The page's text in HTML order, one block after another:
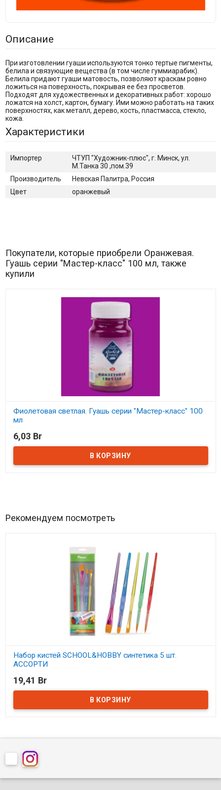
Описание
При изготовлении гуаши используются тонко тертые пигменты,
белила и связующие вещества (в том числе гуммиарабик).
Белила придают гуаши матовость, позволяют краскам ровно
ложиться на поверхность, покрывая ее без просветов.
Подходят для художественных и декоративных работ: хорошо
ложатся на холст, картон, бумагу. Ими можно работать на таких
поверхностях, как металл, дерево, кость, пластмасса, стекло,
кожа.
Характеристики
Импортер
ЧТУП "Художник-плюс", г. Минск, ул.
М.Танка 30 ,пом.39
Производитель
Невская Палитра, Россия
Цвет
оранжевый
Покупатели, которые приобрели Оранжевая.
Гуашь серии "Мастер-класс" 100 мл, также
купили
Фиолетовая светлая. Гуашь серии "Мастер-класс" 100
мл
В наличии
6,03 Br
Рекомендуем посмотреть
Набор кистей SCHOOL&HOBBY синтетика 5 шт.
АССОРТИ
В наличии
19,41 Br